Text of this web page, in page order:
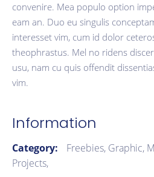
convenire. Mea populo option
eam an. Duo eu singulis
interesset vim, cum id dolor
theophrastus. Mel no ridens
usu, nam cu quis offendit
vim.
Information
Category: Freebies, Graphic,
Projects,